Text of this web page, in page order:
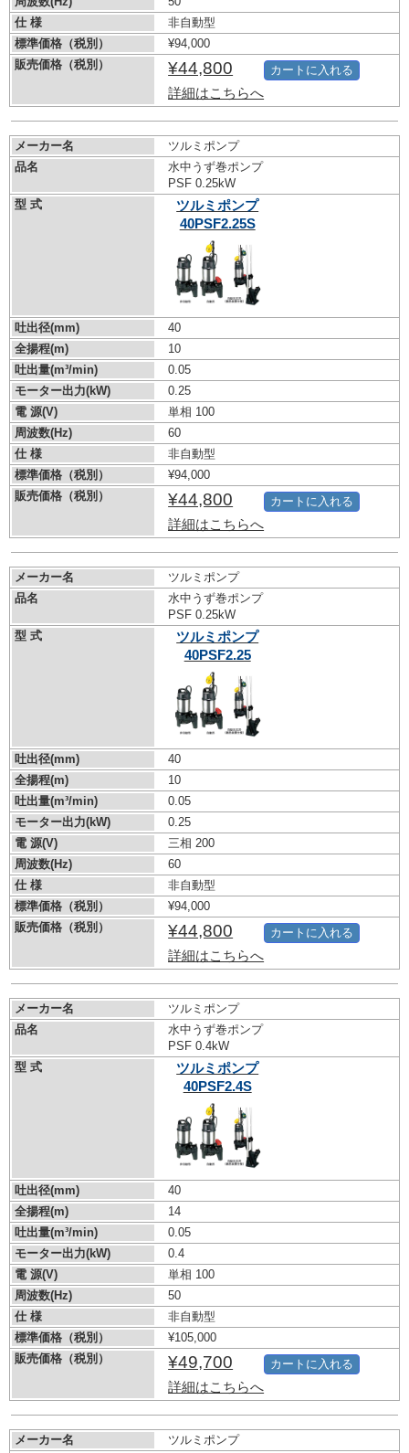
仕 様
非自動型
標準価格（税別）
¥94,000
販売価格（税別）
¥44,800
詳細はこちらへ
カートに入れる
メーカー名
ツルミポンプ
品名
水中うず巻ポンプ
PSF 0.25kW
型 式
ツルミポンプ
40PSF2.25S
吐出径(mm)
40
全揚程(m)
10
吐出量(m³/min)
0.05
モーター出力(kW)
0.25
電 源(V)
単相 100
周波数(Hz)
60
仕 様
非自動型
標準価格（税別）
¥94,000
販売価格（税別）
¥44,800
詳細はこちらへ
カートに入れる
メーカー名
ツルミポンプ
品名
水中うず巻ポンプ
PSF 0.25kW
型 式
ツルミポンプ
40PSF2.25
吐出径(mm)
40
全揚程(m)
10
吐出量(m³/min)
0.05
モーター出力(kW)
0.25
電 源(V)
三相 200
周波数(Hz)
60
仕 様
非自動型
標準価格（税別）
¥94,000
販売価格（税別）
¥44,800
詳細はこちらへ
カートに入れる
メーカー名
ツルミポンプ
品名
水中うず巻ポンプ
PSF 0.4kW
型 式
ツルミポンプ
40PSF2.4S
吐出径(mm)
40
全揚程(m)
14
吐出量(m³/min)
0.05
モーター出力(kW)
0.4
電 源(V)
単相 100
周波数(Hz)
50
仕 様
非自動型
標準価格（税別）
¥105,000
販売価格（税別）
¥49,700
詳細はこちらへ
カートに入れる
メーカー名
ツルミポンプ